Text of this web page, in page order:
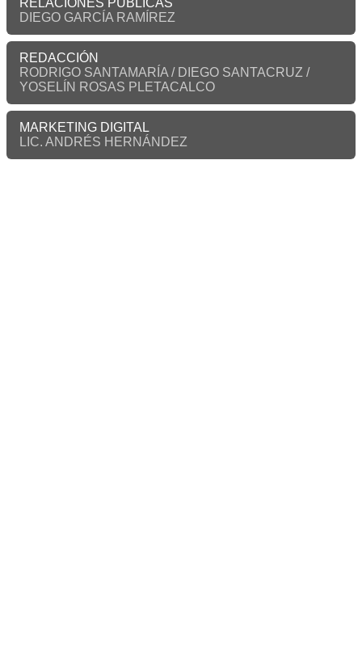
RELACIONES PÚBLICAS
DIEGO GARCÍA RAMÍREZ
REDACCIÓN
RODRIGO SANTAMARÍA / DIEGO SANTACRUZ /
YOSELÍN ROSAS PLETACALCO
MARKETING DIGITAL
LIC. ANDRÉS HERNÁNDEZ